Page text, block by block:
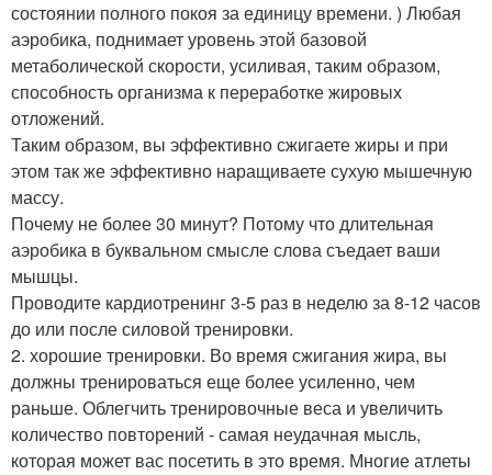
состоянии полного покоя за единицу времени. ) Любая
аэробика, поднимает уровень этой базовой
метаболической скорости, усиливая, таким образом,
способность организма к переработке жировых
отложений.
Таким образом, вы эффективно сжигаете жиры и при
этом так же эффективно наращиваете сухую мышечную
массу.
Почему не более 30 минут? Потому что длительная
аэробика в буквальном смысле слова съедает ваши
мышцы.
Проводите кардиотренинг 3-5 раз в неделю за 8-12 часов
до или после силовой тренировки.
2. хорошие тренировки. Во время сжигания жира, вы
должны тренироваться еще более усиленно, чем
раньше. Облегчить тренировочные веса и увеличить
количество повторений - самая неудачная мысль,
которая может вас посетить в это время. Многие атлеты